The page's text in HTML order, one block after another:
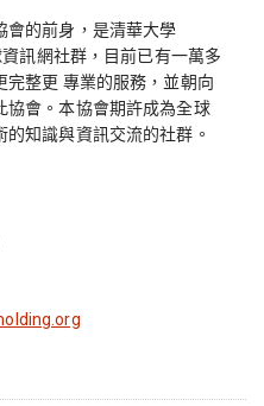
會的前身，是清華大學
訊網社群，目前已有一萬多
整更 專業的服務，並朝向
協會。本協會期許成為全球
知識與資訊交流的社群。